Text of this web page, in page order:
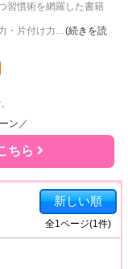
習慣術を網羅した書籍
・片付け力 …(続きを読
ン／
ちら
新しい順
全1ページ(1件)